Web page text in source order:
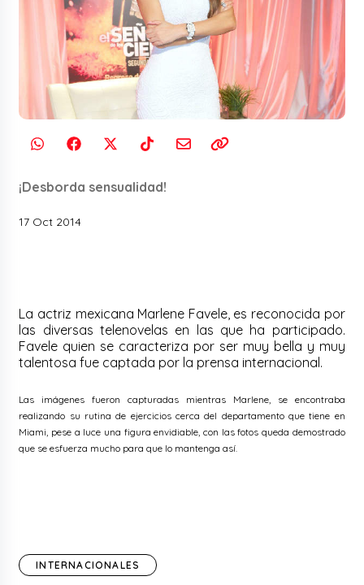
¡Desborda sensualidad!
17 Oct 2014
La actriz mexicana Marlene Favele, es reconocida por
las diversas telenovelas en las que ha participado.
Favele quien se caracteriza por ser muy bella y muy
talentosa fue captada por la prensa internacional.
Las imágenes fueron capturadas mientras Marlene, se encontraba
realizando su rutina de ejercicios cerca del departamento que tiene en
Miami, pese a luce una figura envidiable, con las fotos queda demostrado
que se esfuerza mucho para que lo mantenga así.
INTERNACIONALES